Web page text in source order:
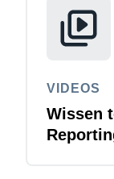
VIDEOS
Wissen